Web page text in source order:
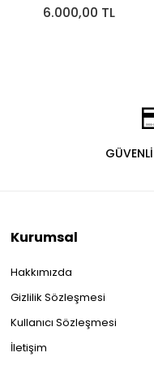
6.000,00 TL
Kurumsal
Hakkımızda
Gizlilik Sözleşmesi
Kullanıcı Sözleşmesi
İletişim